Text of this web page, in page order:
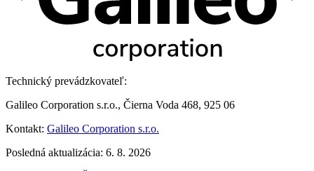
Technický prevádzkovateľ:
Galileo Corporation s.r.o., Čierna Voda 468, 925 06
Kontakt: Galileo Corporation s.r.o.
Posledná aktualizácia: 6. 8. 2026